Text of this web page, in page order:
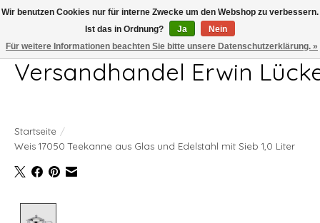
Telefon 04407 715872 MO-DO 7.00-17.00Uhr FR 7.00-13.00Uhr
Versandhandel Erwin
Startseite /
Weis 17050 Teekanne aus Glas und Edelstahl mit Sieb 1,0 Liter
Wir benutzen Cookies nur für interne Zwecke um den Webshop zu verbessern.
Ist das in Ordnung?
Ja
Nein
Für weitere Informationen beachten Sie bitte unsere Datenschutzerklärung. »